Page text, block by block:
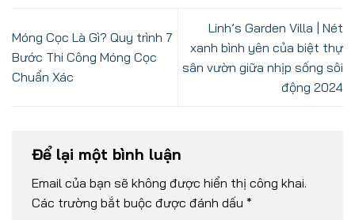
Móng Cọc Là Gì? Quy trình 7
Bước Thi Công Móng Cọc
Chuẩn Xác
Linh’s Garden Villa | Nét
xanh bình yên của biệt thự
sân vườn giữa nhịp sống sôi
động 2024
Để lại một bình luận
Email của bạn sẽ không được hiển thị công khai.
Các trường bắt buộc được đánh dấu *